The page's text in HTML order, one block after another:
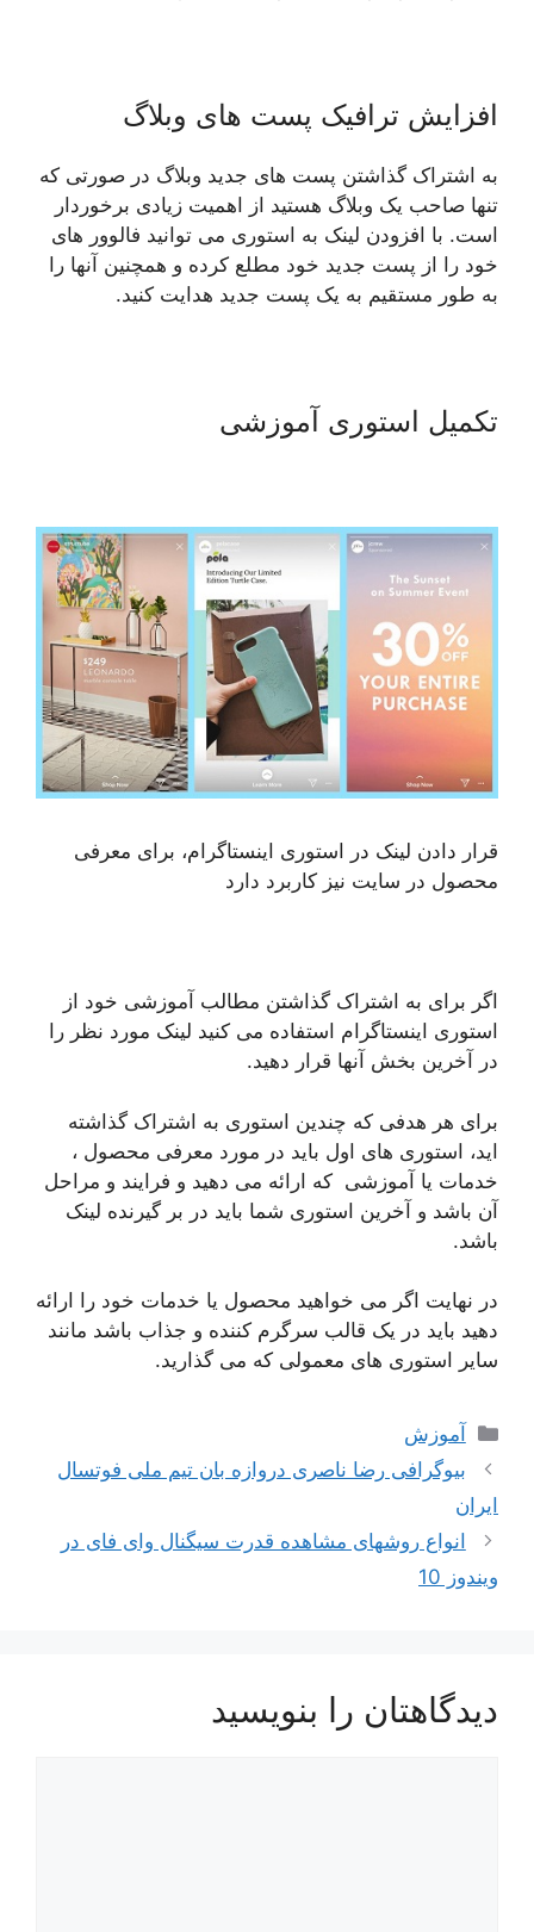
افزایش ترافیک پست های وبلاگ
به اشتراک گذاشتن پست های جدید وبلاگ در صورتی که
تنها صاحب یک وبلاگ هستید از اهمیت زیادی برخوردار
است. با افزودن لینک به استوری می توانید فالوور های
خود را از پست جدید خود مطلع کرده و همچنین آنها را
به طور مستقیم به یک پست جدید هدایت کنید.
تکمیل استوری آموزشی
قرار دادن لینک در استوری اینستاگرام، برای معرفی
محصول در سایت نیز کاربرد دارد
اگر برای به اشتراک گذاشتن مطالب آموزشی خود از
استوری اینستاگرام استفاده می کنید لینک مورد نظر را
در آخرین بخش آنها قرار دهید.
برای هر هدفی که چندین استوری به اشتراک گذاشته
اید، استوری های اول باید در مورد معرفی محصول ،
خدمات یا آموزشی که ارائه می دهید و فرایند و مراحل
آن باشد و آخرین استوری شما باید در بر گیرنده لینک
باشد.
در نهایت اگر می خواهید محصول یا خدمات خود را ارائه
دهید باید در یک قالب سرگرم کننده و جذاب باشد مانند
سایر استوری های معمولی که می گذارید.
دسته‌ها
آموزش
بیوگرافی رضا ناصری دروازه بان تیم ملی فوتسال
ایران
انواع روشهای مشاهده قدرت سیگنال وای فای در
ویندوز 10
دیدگاهتان را بنویسید